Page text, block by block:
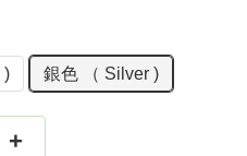
) 銀色 （ Silver )
+